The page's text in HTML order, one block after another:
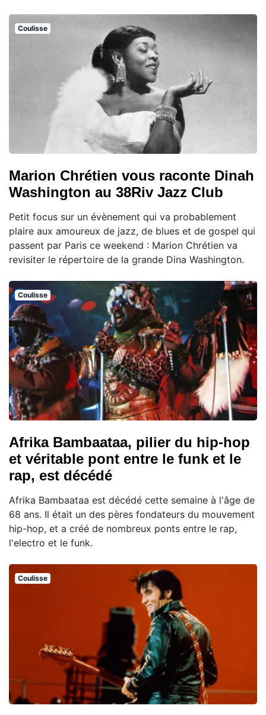
Coulisse
Marion Chrétien vous raconte Dinah
Washington au 38Riv Jazz Club
Petit focus sur un évènement qui va probablement
plaire aux amoureux de jazz, de blues et de gospel qui
passent par Paris ce weekend : Marion Chrétien va
revisiter le répertoire de la grande Dina Washington.
Coulisse
Afrika Bambaataa, pilier du hip-hop
et véritable pont entre le funk et le
rap, est décédé
Afrika Bambaataa est décédé cette semaine à l'âge de
68 ans. Il était un des pères fondateurs du mouvement
hip-hop, et a créé de nombreux ponts entre le rap,
l'electro et le funk.
Coulisse